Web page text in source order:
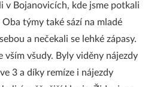
v Bojanovicích, kde jsme potkali
týmy také sází na mladé
a nečekali se lehké zápasy.
vším všudy. Byly viděny nájezdy
3 a díky remíze i nájezdy